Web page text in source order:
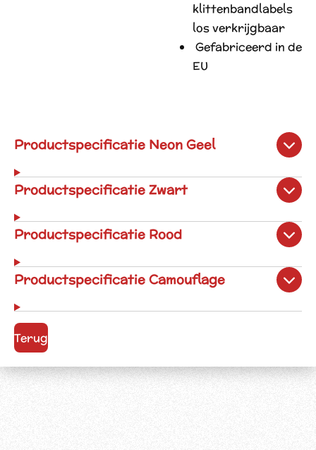
klittenbandlabels
los verkrijgbaar
Gefabriceerd in de
EU
Productspecificatie Neon Geel
Productspecificatie Zwart
Productspecificatie Rood
Productspecificatie Camouflage
Terug